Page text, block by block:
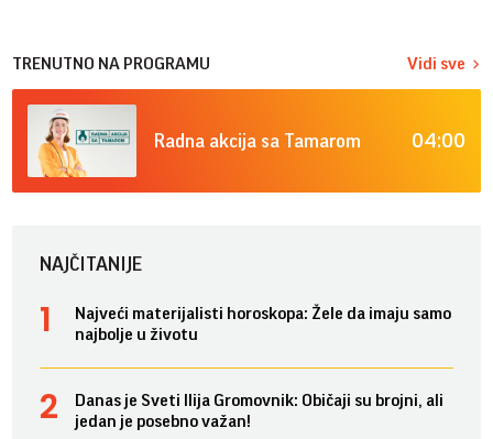
TRENUTNO NA PROGRAMU Vidi sve
Radna akcija sa Tamarom 04:00
NAJČITANIJE
Najveći materijalisti horoskopa: Žele da imaju samo
najbolje u životu
Danas je Sveti Ilija Gromovnik: Običaji su brojni, ali
jedan je posebno važan!